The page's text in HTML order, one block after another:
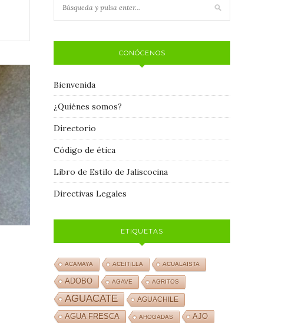
CONÓCENOS
Bienvenida
¿Quiénes somos?
Directorio
Código de ética
Libro de Estilo de Jaliscocina
Directivas Legales
ETIQUETAS
ACAMAYA ACEITILLA ACUALAISTA
ADOBO AGAVE AGRITOS
AGUACATE AGUACHILE
AGUA FRESCA AHOGADAS AJO